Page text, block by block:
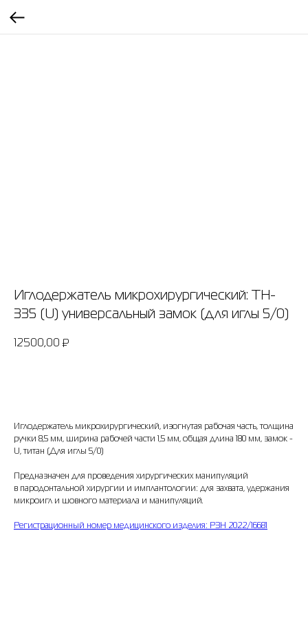
Иглодержатель микрохирургический: TH-
335 (U) универсальный замок (для иглы 5/0)
12500,00 ₽
Иглодержатель микрохирургический, изогнутая рабочая часть, толщина
ручки 8,5 мм, ширина рабочей части 1,5 мм, общая длина 180 мм, замок -
U, титан (Для иглы 5/0)
Предназначен для проведения хирургических манипуляций
в пародонтальной хирургии и имплантологии: для захвата, удержания
микроигл и шовного материала и манипуляций.
Регистрационный номер медицинского изделия: РЗН 2022/16681